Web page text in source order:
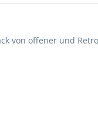
von offener und